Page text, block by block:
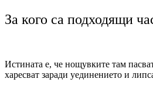
За кого са подходящи
Истината е, че нощувките там
харесват заради уединението и